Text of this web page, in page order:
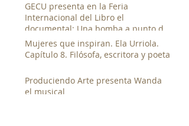
GECU presenta en la Feria
Internacional del Libro el
documental: Una bomba a punto de
estallar de Luis Franco.
Mujeres que inspiran. Ela Urriola.
Capítulo 8. Filósofa, escritora y poeta
Produciendo Arte presenta Wanda
el musical